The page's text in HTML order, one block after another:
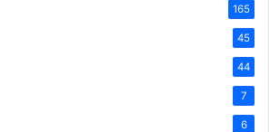
165
45
44
7
6